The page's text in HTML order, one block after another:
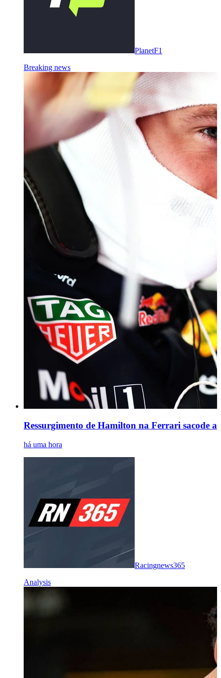
PlanetF1
Breaking news
Ressurgimento de Hamilton na Ferrari sacode
há uma hora
Racingnews365
Analysis